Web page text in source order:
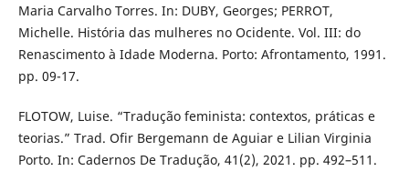
Maria Carvalho Torres. In: DUBY, Georges; PERROT,
Michelle. História das mulheres no Ocidente. Vol. III: do
Renascimento à Idade Moderna. Porto: Afrontamento, 1991.
pp. 09-17.
FLOTOW, Luise. “Tradução feminista: contextos, práticas e
teorias.” Trad. Ofir Bergemann de Aguiar e Lilian Virginia
Porto. In: Cadernos De Tradução, 41(2), 2021. pp. 492–511.